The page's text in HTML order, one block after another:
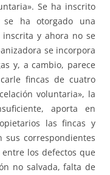
Se ha inscrito
se ha otorgado una
y ahora no se
se incorpora
y, a cambio, parece
fincas de cuatro
voluntaria», la
aporta en
las fincas y
correspondientes
los defectos que
no salvada, falta de